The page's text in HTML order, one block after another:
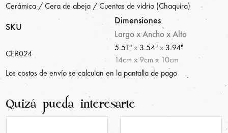
Cerámica / Cera de abeja / Cuentas de vidrio (Chaquira)
SKU
Dimensiones
Largo x Ancho x Alto
CER024
5.51"x 3.54"x 3.94"
14cm x 9cm x 10cm
Los costos de envío se calculan en la pantalla de pago
Quizá pueda interesarte